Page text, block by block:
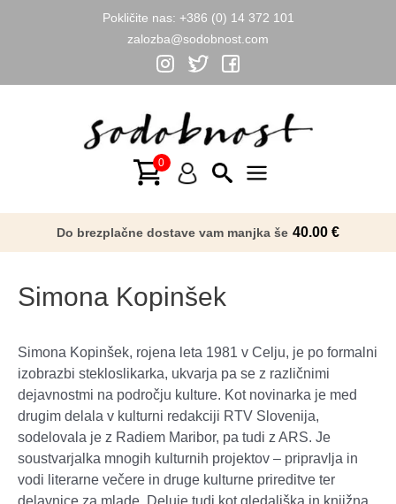
Pokličite nas: +386 (0) 14 372 101
zalozba@sodobnost.com
Menu
Do brezplačne dostave vam manjka še 40.00 €
Simona Kopinšek
Simona Kopinšek, rojena leta 1981 v Celju, je po formalni
izobrazbi stekloslikarka, ukvarja pa se z različnimi
dejavnostmi na področju kulture. Kot novinarka je med
drugim delala v kulturni redakciji RTV Slovenija,
sodelovala je z Radiem Maribor, pa tudi z ARS. Je
soustvarjalka mnogih kulturnih projektov – pripravlja in
vodi literarne večere in druge kulturne prireditve ter
delavnice za mlade. Deluje tudi kot gledališka in knjižna